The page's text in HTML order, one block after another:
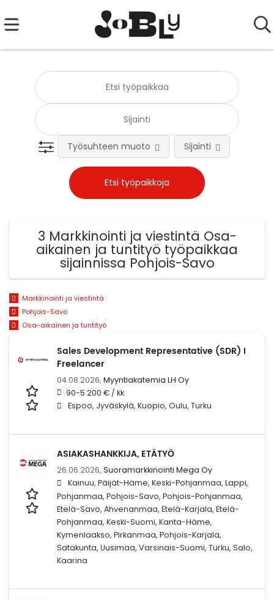
Työsuhteen muoto Sijainti
3 Markkinointi ja viestintä Osa-
aikainen ja tuntityö työpaikkaa
sijainnissa Pohjois-Savo
Markkinointi ja viestintä
Pohjois-Savo
Osa-aikainen ja tuntityö
Sales Development Representative (SDR) I
Freelancer
04.08.2026, Myyntiakatemia LH Oy
90-5 200 € / kk
Espoo, Jyväskylä, Kuopio, Oulu, Turku
ASIAKASHANKKIJA, ETÄTYÖ
26.06.2026, Suoramarkkinointi Mega Oy
Kainuu, Päijät-Häme, Keski-Pohjanmaa, Lappi,
Pohjanmaa, Pohjois-Savo, Pohjois-Pohjanmaa,
Etelä-Savo, Ahvenanmaa, Etelä-Karjala, Etelä-
Pohjanmaa, Keski-Suomi, Kanta-Häme,
Kymenlaakso, Pirkanmaa, Pohjois-Karjala,
Satakunta, Uusimaa, Varsinais-Suomi, Turku, Salo,
Kaarina